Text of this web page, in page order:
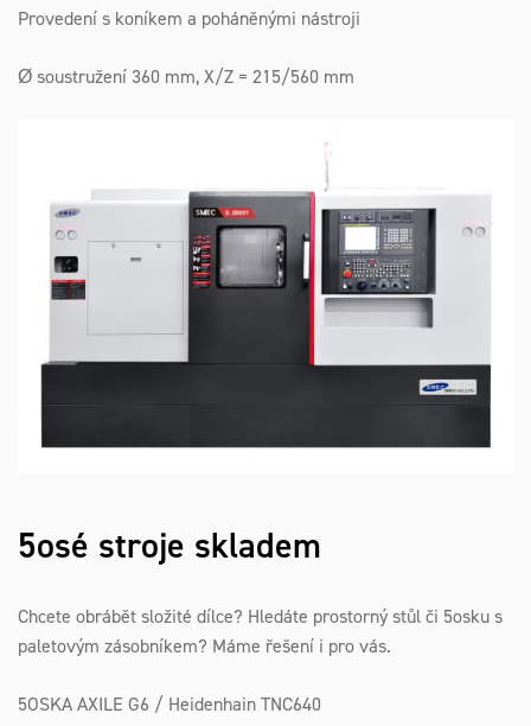
Provedení s koníkem a poháněnými nástroji
Ø soustružení 360 mm, X/Z = 215/560 mm
5osé stroje skladem
Chcete obrábět složité dílce? Hledáte prostorný stůl či 5osku s
paletovým zásobníkem? Máme řešení i pro vás.
5OSKA AXILE G6 / Heidenhain TNC640